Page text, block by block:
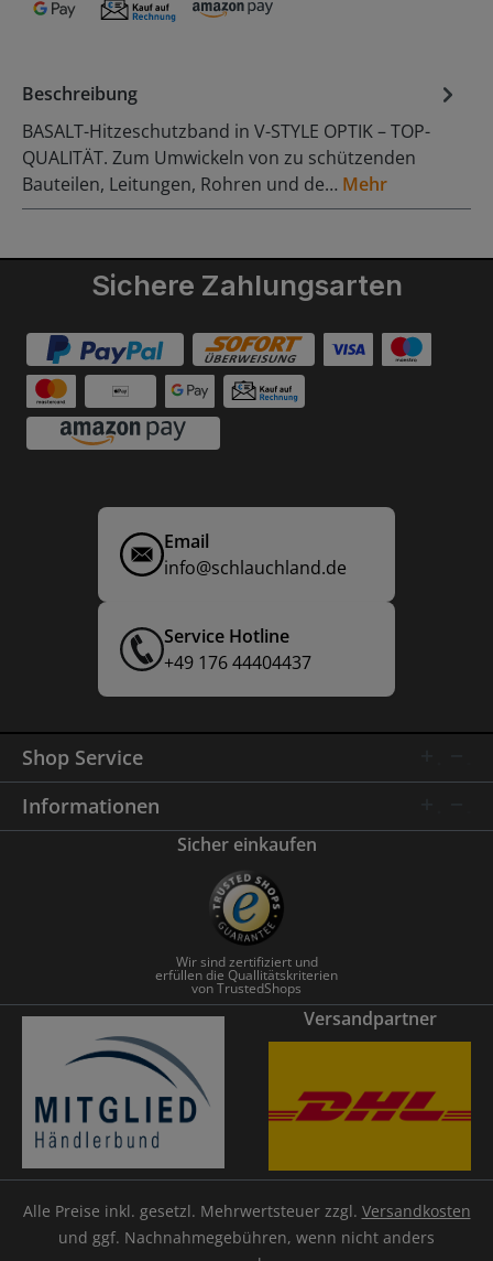
Beschreibung
BASALT-Hitzeschutzband in V-STYLE OPTIK – TOP-
QUALITÄT. Zum Umwickeln von zu schützenden
Bauteilen, Leitungen, Rohren und de… Mehr
Sichere Zahlungsarten
Email
info@schlauchland.de
Service Hotline
+49 176 44404437
Shop Service
Informationen
Sicher einkaufen
Wir sind zertifiziert und
erfüllen die Quallitätskriterien
von TrustedShops
Versandpartner
Alle Preise inkl. gesetzl. Mehrwertsteuer zzgl. Versandkosten
und ggf. Nachnahmegebühren, wenn nicht anders